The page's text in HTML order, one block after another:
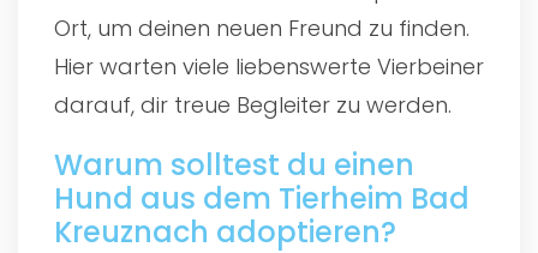
Ort, um deinen neuen Freund zu finden.
Hier warten viele liebenswerte Vierbeiner
darauf, dir treue Begleiter zu werden.
Warum solltest du einen
Hund aus dem Tierheim Bad
Kreuznach adoptieren?